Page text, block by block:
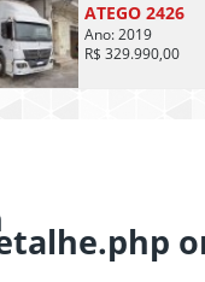
ATEGO 2426
Ano: 2019
R$ 329.990,00